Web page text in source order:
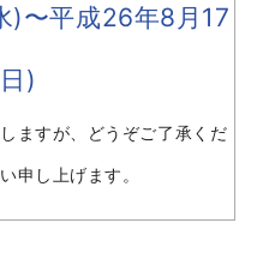
)〜平成26年8月17
)
ますが、どうぞご了承くだ
申し上げます。